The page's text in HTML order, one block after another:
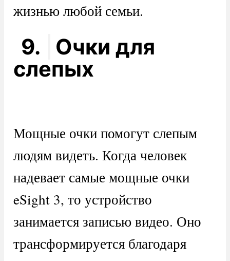
жизнью любой семьи.
9.
Очки для
слепых
Мощные очки помогут слепым
людям видеть. Когда человек
надевает самые мощные очки
eSight 3, то устройство
занимается записью видео. Оно
трансформируется благодаря